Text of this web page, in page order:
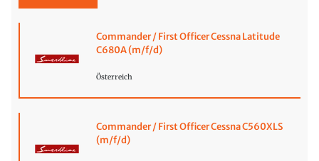
Commander / First Officer Cessna Latitude
C680A (m/f/d)
Österreich
Commander / First Officer Cessna C560XLS
(m/f/d)